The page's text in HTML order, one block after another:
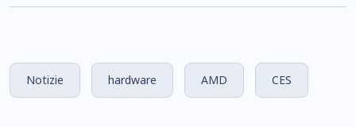
Notizie hardware AMD CES